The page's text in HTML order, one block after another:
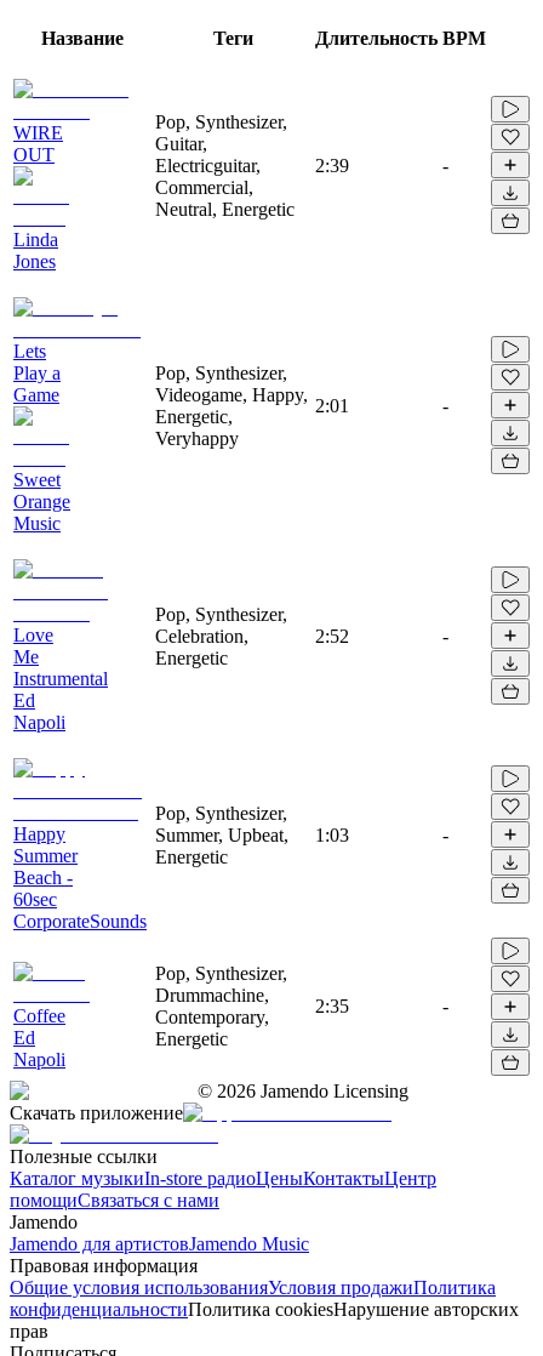
Название Теги Длительность BPM
WIRE
OUT
Linda
Jones
Pop, Synthesizer,
Guitar,
Electricguitar,
Commercial,
Neutral, Energetic
2:39 -
Lets
Play a
Game
Sweet
Orange
Music
Pop, Synthesizer,
Videogame, Happy,
Energetic,
Veryhappy
2:01 -
Love
Me
Instrumental
Ed
Napoli
Pop, Synthesizer,
Celebration,
Energetic
2:52 -
Happy
Summer
Beach -
60sec
CorporateSounds
Pop, Synthesizer,
Summer, Upbeat,
Energetic
1:03 -
Coffee
Ed
Napoli
Pop, Synthesizer,
Drummachine,
Contemporary,
Energetic
2:35 -
© 2026 Jamendo Licensing
Скачать приложение
Полезные ссылки
Каталог музыкиIn-store радиоЦеныКонтактыЦентр
помощиСвязаться с нами
Jamendo
Jamendo для артистовJamendo Music
Правовая информация
Общие условия использованияУсловия продажиПолитика
конфиденциальностиПолитика cookiesНарушение авторских
прав